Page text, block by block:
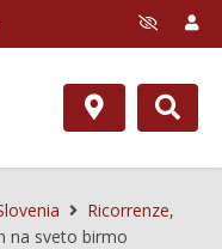
Ricorrenze,
na sveto birmo